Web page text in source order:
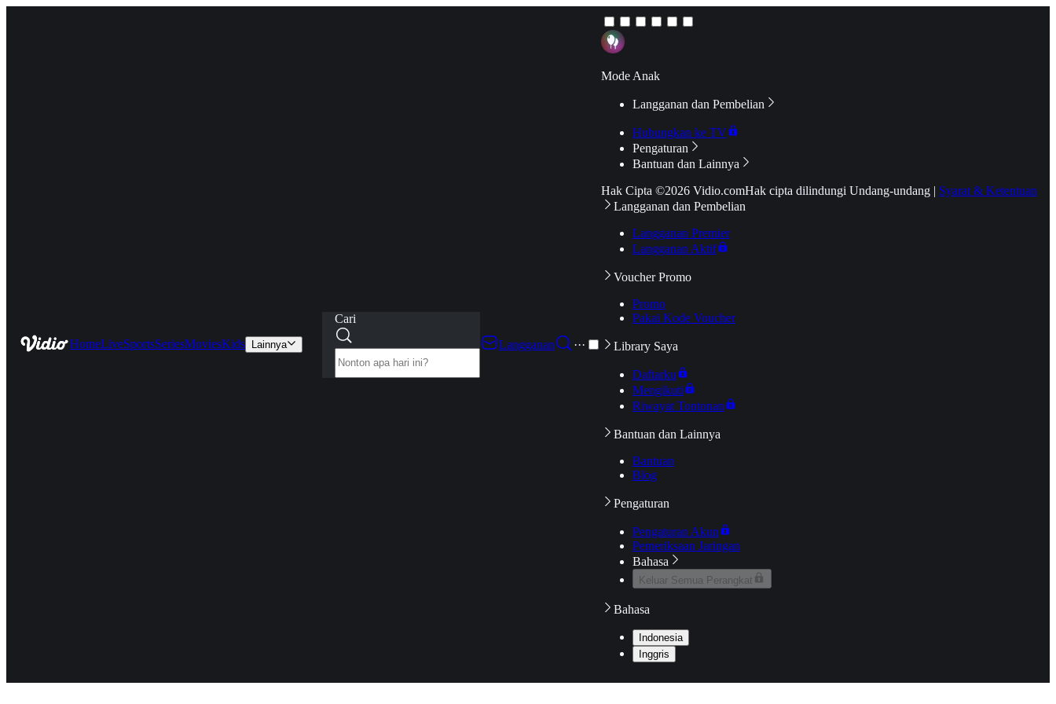
HomeLiveSportsSeriesMoviesKids Lainnya
Cari
Langganan
···
Mode Anak
Langganan dan Pembelian
Hubungkan ke TV
Pengaturan
Bantuan dan Lainnya
Hak Cipta ©2026 Vidio.comHak cipta dilindungi Undang-undang | Syarat & Ketentuan
Langganan dan Pembelian
Langganan Premier
Langganan Aktif
Voucher Promo
Promo
Pakai Kode Voucher
Library Saya
Daftarku
Mengikuti
Riwayat Tontonan
Bantuan dan Lainnya
Bantuan
Blog
Pengaturan
Pengaturan Akun
Pemeriksaan Jaringan
Bahasa
Keluar Semua Perangkat
Bahasa
Indonesia
Inggris